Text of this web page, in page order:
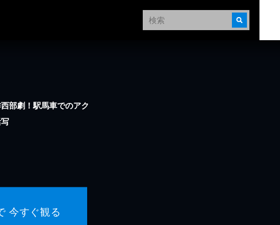
部劇！駅馬車でのアク
今すぐ観る